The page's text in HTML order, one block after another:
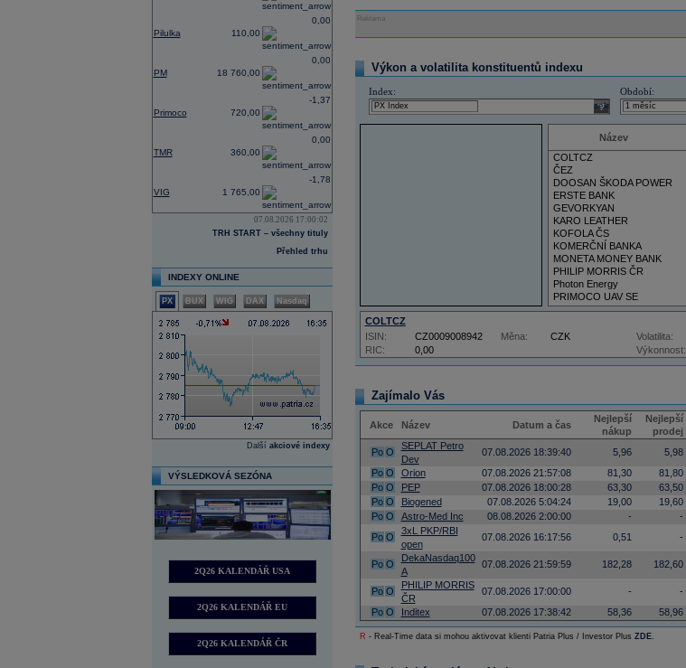
Pilulka 110,00
0,00
PM 18 760,00
0,00
Primoco 720,00
-1,37
TMR 360,00
0,00
VIG 1 765,00
-1,78
07.08.2026 17:00:02
TRH START – všechny tituly
Přehled trhu
INDEXY ONLINE
PX BUX WIG DAX Nasdaq
Další akciové indexy
VÝSLEDKOVÁ SEZÓNA
2Q26 KALENDÁŘ USA
2Q26 KALENDÁŘ EU
2Q26 KALENDÁŘ ČR
Reklama
Výkon a volatilita konstituentů indexu
Index:
select
Období:
Název
COLTCZ
ČEZ
DOOSAN ŠKODA POWER
ERSTE BANK
GEVORKYAN
KARO LEATHER
KOFOLA ČS
KOMERČNÍ BANKA
MONETA MONEY BANK
PHILIP MORRIS ČR
Photon Energy
PRIMOCO UAV SE
VIG
COLTCZ
RIC: 0,00
ISIN: CZ0009008942 Měna: CZK Volatilita:
Výkonnost:
Zajímalo Vás
Akce Název Datum a čas
Nejlepší
nákup
Nejlepší
prodej
Po O
SEPLAT Petro
Dev
07.08.2026 18:39:40 5,96 5,98
Po O Orion 07.08.2026 21:57:08 81,30 81,80
Po O PEP 07.08.2026 18:00:28 63,30 63,50
Po O Biogened 07.08.2026 5:04:24 19,00 19,60
Po O Astro-Med Inc 08.08.2026 2:00:00 - -
Po O
3xL PKP/RBI
open
07.08.2026 16:17:56 0,51 -
Po O
DekaNasdaq100
A
07.08.2026 21:59:59 182,28 182,60
Po O
PHILIP MORRIS
ČR
07.08.2026 17:00:00 - -
Po O Inditex 07.08.2026 17:38:42 58,36 58,96
R - Real-Time data si mohou aktivovat klienti Patria Plus / Investor Plus ZDE.